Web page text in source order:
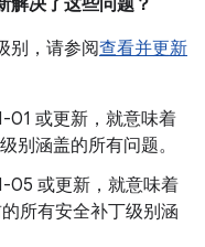
解决了这些问题？
别，请参阅查看并更新
01 或更新，就意味着
别涵盖的所有问题。
05 或更新，就意味着
所有安全补丁级别涵